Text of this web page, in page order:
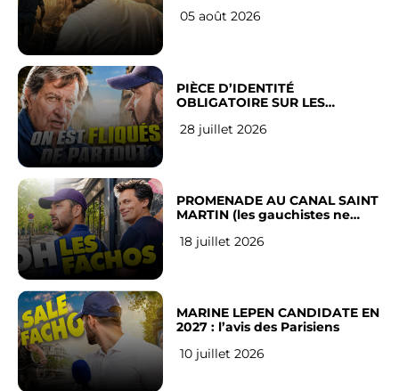
05 août 2026
PIÈCE D’IDENTITÉ
OBLIGATOIRE SUR LES
Français
28 juillet 2026
PROMENADE AU CANAL SAINT
MARTIN (les gauchistes ne
18 juillet 2026
MARINE LEPEN CANDIDATE EN
2027 : l’avis des Parisiens
10 juillet 2026